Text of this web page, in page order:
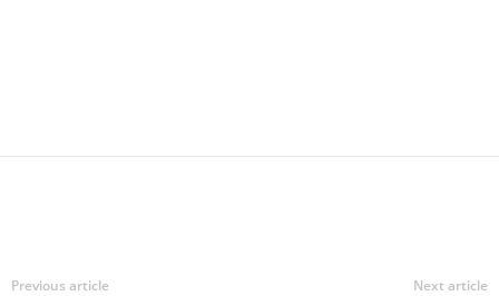
Previous article Next article